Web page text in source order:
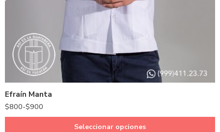
Efraín Manta
$800-$900
Hueso
Blanco
Seleccionar opciones